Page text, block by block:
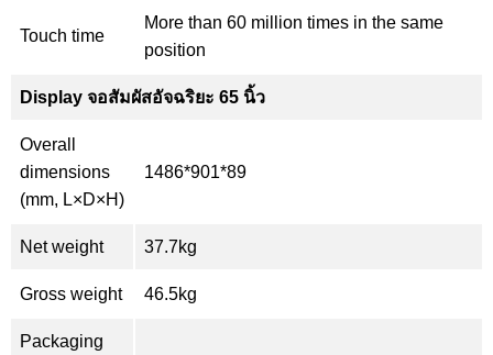
Touch time
More than 60 million times in the same
position
Display จอสัมผัสอัจฉริยะ 65 นิ้ว
Overall
dimensions
(mm, L×D×H)
1486*901*89
Net weight 37.7kg
Gross weight 46.5kg
Packaging